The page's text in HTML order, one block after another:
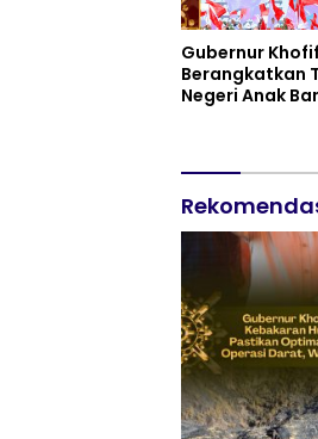
Gubernur
Berangkatkan
Negeri Anak